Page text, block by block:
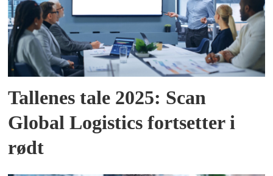
Tallenes tale 2025: Scan
Global Logistics fortsetter i
rødt